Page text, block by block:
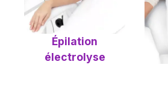
Épilation
électrolyse